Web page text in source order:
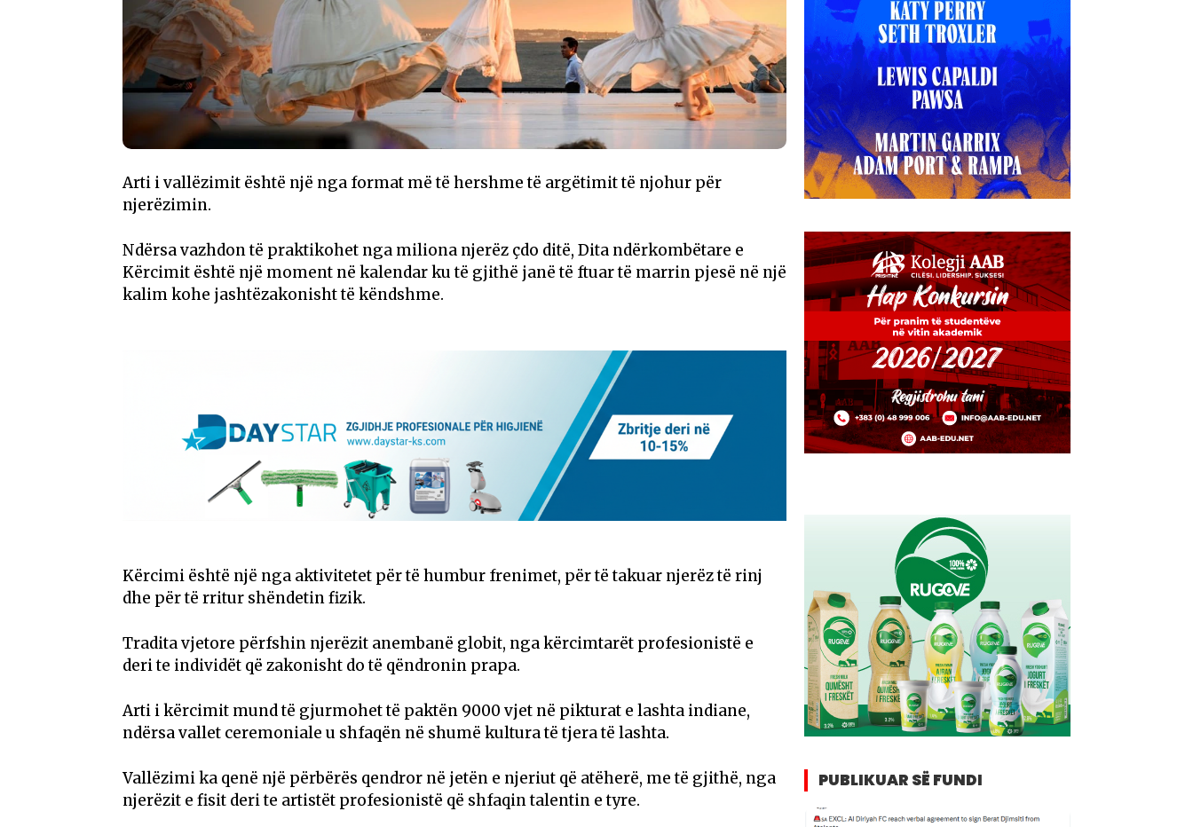
Arti i vallëzimit është një nga format më të hershme të argëtimit të njohur për
njerëzimin.
Ndërsa vazhdon të praktikohet nga miliona njerëz çdo ditë, Dita ndërkombëtare e
Kërcimit është një moment në kalendar ku të gjithë janë të ftuar të marrin pjesë në një
kalim kohe jashtëzakonisht të këndshme.
Kërcimi është një nga aktivitetet për të humbur frenimet, për të takuar njerëz të rinj
dhe për të rritur shëndetin fizik.
Tradita vjetore përfshin njerëzit anembanë globit, nga kërcimtarët profesionistë e
deri te individët që zakonisht do të qëndronin prapa.
Arti i kërcimit mund të gjurmohet të paktën 9000 vjet në pikturat e lashta indiane,
ndërsa vallet ceremoniale u shfaqën në shumë kultura të tjera të lashta.
Vallëzimi ka qenë një përbërës qendror në jetën e njeriut që atëherë, me të gjithë, nga
njerëzit e fisit deri te artistët profesionistë që shfaqin talentin e tyre.
PUBLIKUAR SË FUNDI